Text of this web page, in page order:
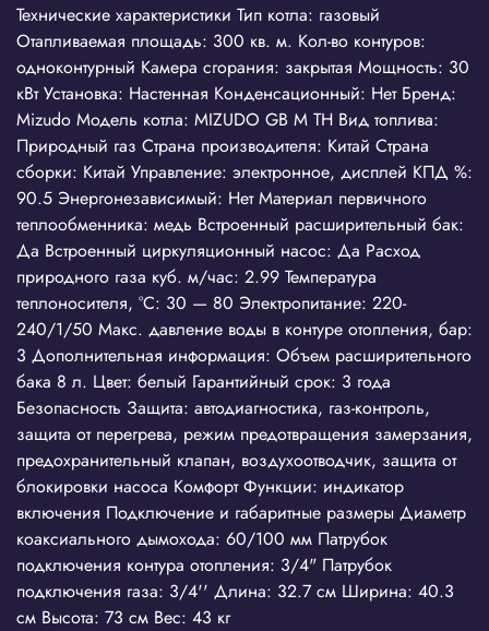
Технические характеристики Тип котла: газовый
Отапливаемая площадь: 300 кв. м. Кол-во контуров:
одноконтурный Камера сгорания: закрытая Мощность: 30
кВт Установка: Настенная Конденсационный: Нет Бренд:
Mizudo Модель котла: MIZUDO GB M ТH Вид топлива:
Природный газ Страна производителя: Китай Страна
сборки: Китай Управление: электронное, дисплей КПД %:
90.5 Энергонезависимый: Нет Материал первичного
теплообменника: медь Встроенный расширительный бак:
Да Встроенный циркуляционный насос: Да Расход
природного газа куб. м/час: 2.99 Температура
теплоносителя, °С: 30 — 80 Электропитание: 220-
240/1/50 Макс. давление воды в контуре отопления, бар:
3 Дополнительная информация: Объем расширительного
бака 8 л. Цвет: белый Гарантийный срок: 3 года
Безопасность Защита: автодиагностика, газ-контроль,
защита от перегрева, режим предотвращения замерзания,
предохранительный клапан, воздухоотводчик, защита от
блокировки насоса Комфорт Функции: индикатор
включения Подключение и габаритные размеры Диаметр
коаксиального дымохода: 60/100 мм Патрубок
подключения контура отопления: 3/4" Патрубок
подключения газа: 3/4'' Длина: 32.7 см Ширина: 40.3
см Высота: 73 см Вес: 43 кг